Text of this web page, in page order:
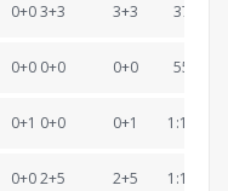
0+0 3+3 3+3 37:46.6
0+0 0+0 0+0 55:41.0
0+1 0+0 0+1 1:13:57.5
0+0 2+5 2+5 1:14:22.4